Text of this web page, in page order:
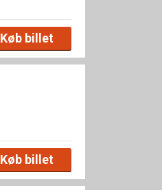
Køb billet
Køb billet